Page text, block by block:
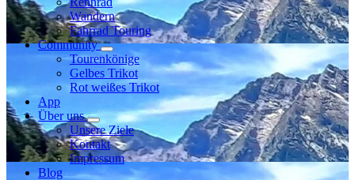
Wandern
Fahrrad Touring
Community
Tourenkönige
Gelbes Trikot
Rot weißes Trikot
App
Über uns
Unsere Ziele
Kontakt
Impressum
Blog